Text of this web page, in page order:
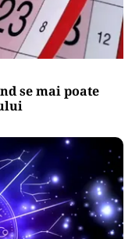
se mai poate